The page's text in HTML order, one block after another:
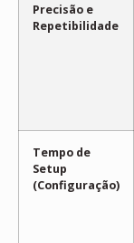
Precisão e
Repetibilidade
Tempo de
Setup
(Configuração)